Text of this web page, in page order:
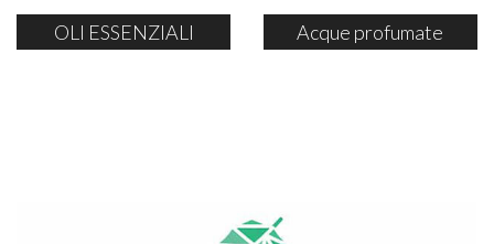
OLI ESSENZIALI Acque profumate